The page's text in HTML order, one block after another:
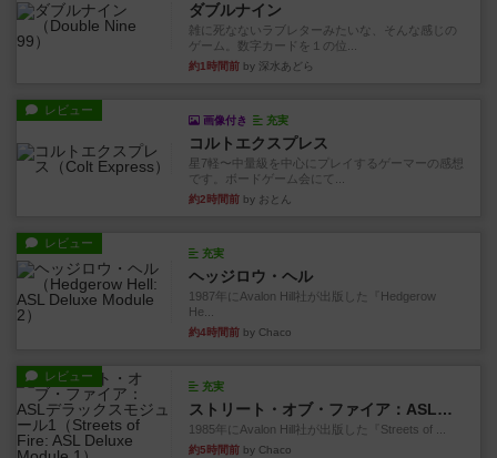
ダブルナイン
雑に死なないラブレターみたいな、そんな感じの
ゲーム。数字カードを１の位...
約1時間前 by 深水あどら
レビュー
画像付き 充実
コルトエクスプレス
星7軽〜中量級を中心にプレイするゲーマーの感想
です。ボードゲーム会にて...
約2時間前 by おとん
レビュー
充実
ヘッジロウ・ヘル
1987年にAvalon Hill社が出版した『Hedgerow
He...
約4時間前 by Chaco
レビュー
充実
ストリート・オブ・ファイア：ASLデラックスモジュール1
1985年にAvalon Hill社が出版した『Streets of ...
約5時間前 by Chaco